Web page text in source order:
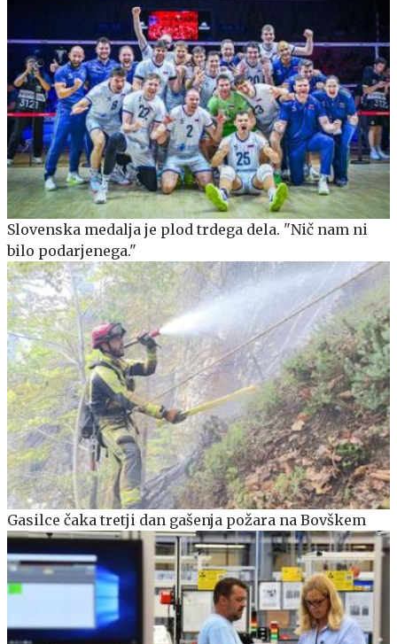
Slovenska medalja je plod trdega dela. "Nič nam ni
bilo podarjenega."
Gasilce čaka tretji dan gašenja požara na Bovškem